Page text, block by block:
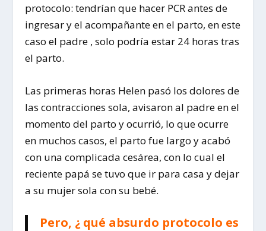
protocolo: tendrían que hacer PCR antes de
ingresar y el acompañante en el parto, en este
caso el padre , solo podría estar 24 horas tras
el parto.
Las primeras horas Helen pasó los dolores de
las contracciones sola, avisaron al padre en el
momento del parto y ocurrió, lo que ocurre
en muchos casos, el parto fue largo y acabó
con una complicada cesárea, con lo cual el
reciente papá se tuvo que ir para casa y dejar
a su mujer sola con su bebé.
Pero, ¿ qué absurdo protocolo es